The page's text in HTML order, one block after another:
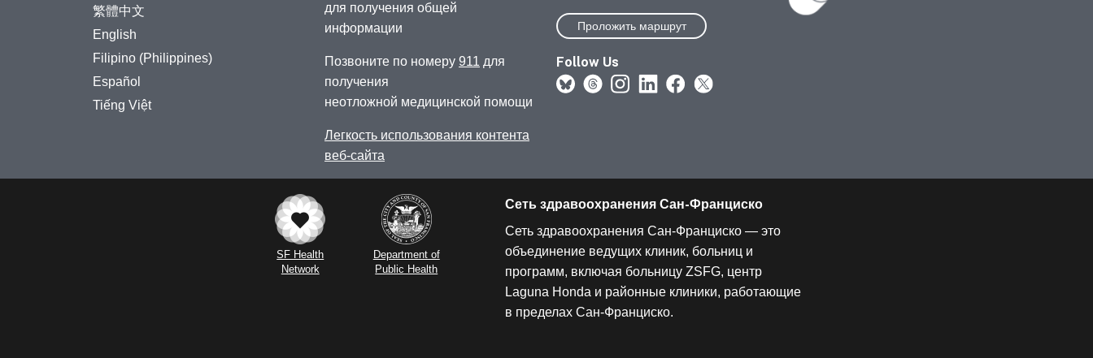
繁體中文
English
Filipino (Philippines)
Español
Tiếng Việt
для получения общей
информации
Позвоните по номеру 911 для
получения
неотложной медицинской помощи
Легкость использования контента
веб-сайта
Проложить маршрут
Follow Us
SF Health
Network
Department of
Public Health
Сеть здравоохранения Сан-Франциско
Сеть здравоохранения Сан-Франциско — это
объединение ведущих клиник, больниц и
программ, включая больницу ZSFG, центр
Laguna Honda и районные клиники, работающие
в пределах Сан-Франциско.